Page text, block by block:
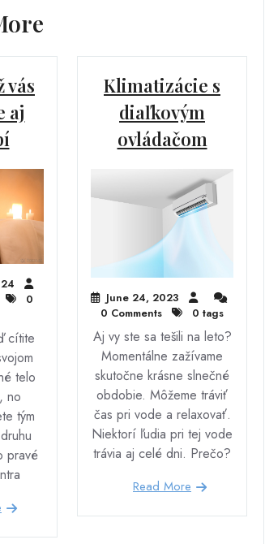
vás
aj
0
cítite
telo
no
tým
pravé
Klimatizácie s
diaľkovým
ovládačom
June 24, 2023
0 Comments
0 tags
Aj vy ste sa tešili na leto?
Momentálne zažívame
skutočne krásne slnečné
obdobie. Môžeme tráviť
čas pri vode a relaxovať.
Niektorí ľudia pri tej vode
trávia aj celé dni. Prečo?
Read More